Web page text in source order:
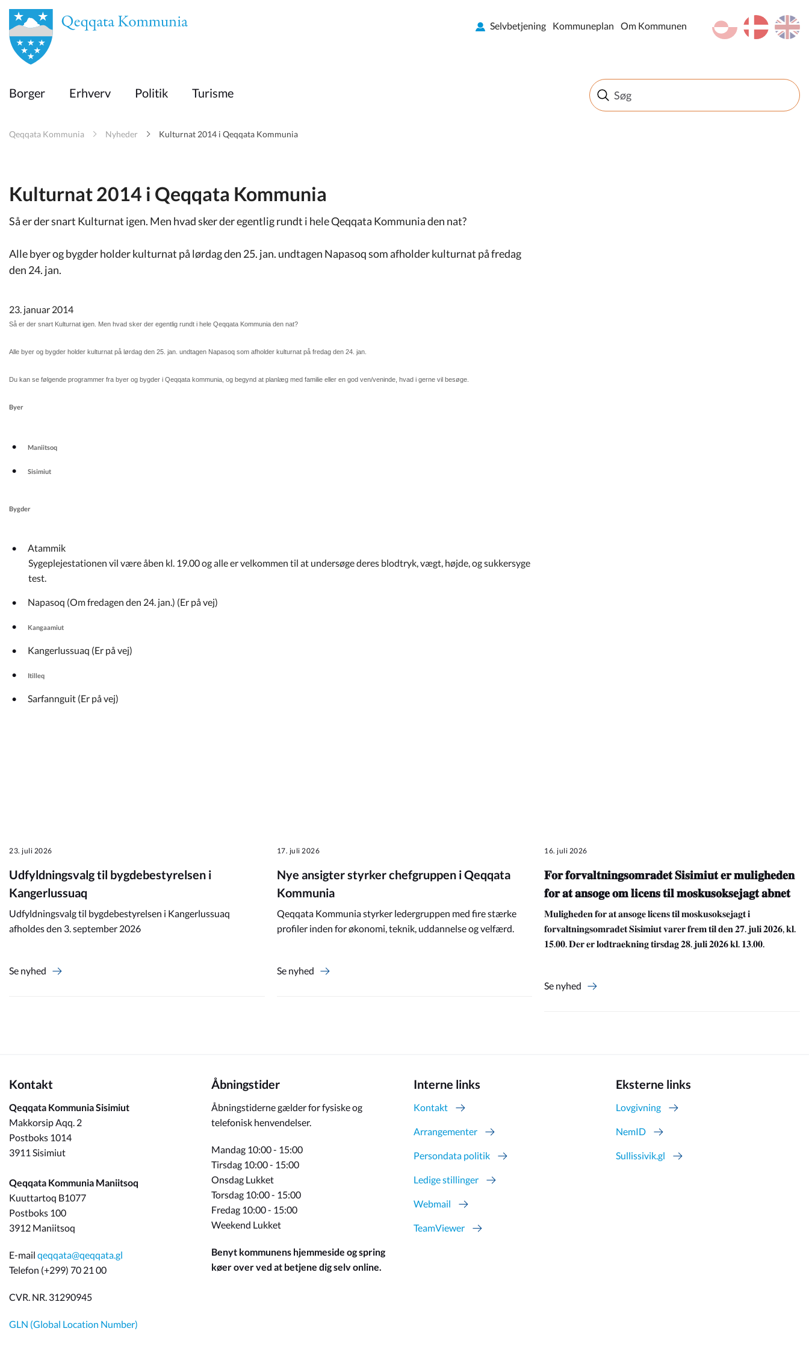
en
Borger
Erhverv
Politik
Kommuneplan
Om Kommunen
en
da
kl-GL
Selvbetjening Kommuneplan Om Kommunen
Borger Erhverv Politik Turisme
Qeqqata Kommunia Nyheder Kulturnat 2014 i Qeqqata Kommunia
Kulturnat 2014 i Qeqqata Kommunia
Så er der snart Kulturnat igen. Men hvad sker der egentlig rundt i hele Qeqqata Kommunia den nat?
Alle byer og bygder holder kulturnat på lørdag den 25. jan. undtagen Napasoq som afholder kulturnat på fredag
den 24. jan.
23. januar 2014
Så er der snart Kulturnat igen. Men hvad sker der egentlig rundt i hele Qeqqata Kommunia den nat?
Alle byer og bygder holder kulturnat på lørdag den 25. jan. undtagen Napasoq som afholder kulturnat på fredag den 24. jan.
Du kan se følgende programmer fra byer og bygder i Qeqqata kommunia, og begynd at planlæg med familie eller en god ven/veninde, hvad i gerne vil besøge.
Byer
Maniitsoq
Sisimiut
Bygder
Atammik
Sygeplejestationen vil være åben kl. 19.00 og alle er velkommen til at undersøge deres blodtryk, vægt, højde, og sukkersyge
test.
Napasoq (Om fredagen den 24. jan.) (Er på vej)
Kangaamiut
Kangerlussuaq (Er på vej)
Itilleq
Sarfannguit (Er på vej)
23. juli 2026
Udfyldningsvalg til bygdebestyrelsen i
Kangerlussuaq
Udfyldningsvalg til bygdebestyrelsen i Kangerlussuaq
afholdes den 3. september 2026
Se nyhed
17. juli 2026
Nye ansigter styrker chefgruppen i Qeqqata
Kommunia
Qeqqata Kommunia styrker ledergruppen med fire stærke
profiler inden for økonomi, teknik, uddannelse og velfærd.
Se nyhed
16. juli 2026
𝐅𝐨𝐫 𝐟𝐨𝐫𝐯𝐚𝐥𝐭𝐧𝐢𝐧𝐠𝐬𝐨𝐦𝐫𝐚𝐝𝐞𝐭 𝐒𝐢𝐬𝐢𝐦𝐢𝐮𝐭 𝐞𝐫 𝐦𝐮𝐥𝐢𝐠𝐡𝐞𝐝𝐞𝐧
𝐟𝐨𝐫 𝐚𝐭 𝐚𝐧𝐬𝐨𝐠𝐞 𝐨𝐦 𝐥𝐢𝐜𝐞𝐧𝐬 𝐭𝐢𝐥 𝐦𝐨𝐬𝐤𝐮𝐬𝐨𝐤𝐬𝐞𝐣𝐚𝐠𝐭 𝐚𝐛𝐧𝐞𝐭
𝐌𝐮𝐥𝐢𝐠𝐡𝐞𝐝𝐞𝐧 𝐟𝐨𝐫 𝐚𝐭 𝐚𝐧𝐬𝐨𝐠𝐞 𝐥𝐢𝐜𝐞𝐧𝐬 𝐭𝐢𝐥 𝐦𝐨𝐬𝐤𝐮𝐬𝐨𝐤𝐬𝐞𝐣𝐚𝐠𝐭 𝐢
𝐟𝐨𝐫𝐯𝐚𝐥𝐭𝐧𝐢𝐧𝐠𝐬𝐨𝐦𝐫𝐚𝐝𝐞𝐭 𝐒𝐢𝐬𝐢𝐦𝐢𝐮𝐭 𝐯𝐚𝐫𝐞𝐫 𝐟𝐫𝐞𝐦 𝐭𝐢𝐥 𝐝𝐞𝐧 𝟐𝟕. 𝐣𝐮𝐥𝐢 𝟐𝟎𝟐𝟔, 𝐤𝐥.
𝟏𝟓.𝟎𝟎. 𝐃𝐞𝐫 𝐞𝐫 𝐥𝐨𝐝𝐭𝐫𝐚𝐞𝐤𝐧𝐢𝐧𝐠 𝐭𝐢𝐫𝐬𝐝𝐚𝐠 𝟐𝟖. 𝐣𝐮𝐥𝐢 𝟐𝟎𝟐𝟔 𝐤𝐥. 𝟏𝟑.𝟎𝟎.
Se nyhed
Kontakt
Qeqqata Kommunia Sisimiut
Makkorsip Aqq. 2
Postboks 1014
3911 Sisimiut
Qeqqata Kommunia Maniitsoq
Kuuttartoq B1077
Postboks 100
3912 Maniitsoq
E-mail qeqqata@qeqqata.gl
Telefon (+299) 70 21 00
CVR. NR. 31290945
GLN (Global Location Number)
Åbningstider
Åbningstiderne gælder for fysiske og
telefonisk henvendelser.
Mandag 10:00 - 15:00
Tirsdag 10:00 - 15:00
Onsdag Lukket
Torsdag 10:00 - 15:00
Fredag 10:00 - 15:00
Weekend Lukket
Benyt kommunens hjemmeside og spring
køer over ved at betjene dig selv online.
Interne links
Kontakt
Arrangementer
Persondata politik
Ledige stillinger
Webmail
TeamViewer
Eksterne links
Lovgivning
NemID
Sullissivik.gl